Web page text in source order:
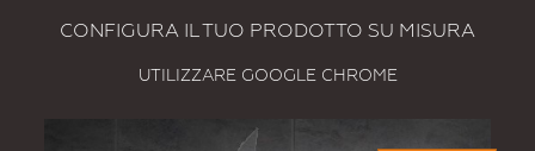
CONFIGURA IL TUO PRODOTTO SU MISURA
UTILIZZARE GOOGLE CHROME